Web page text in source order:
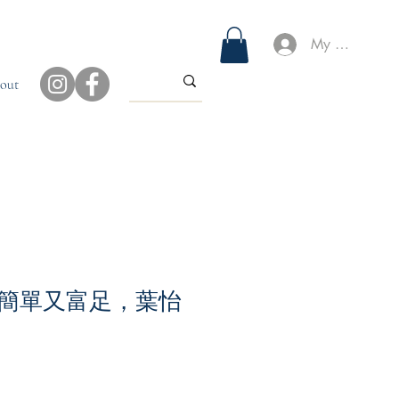
My Account
單又富足，葉怡